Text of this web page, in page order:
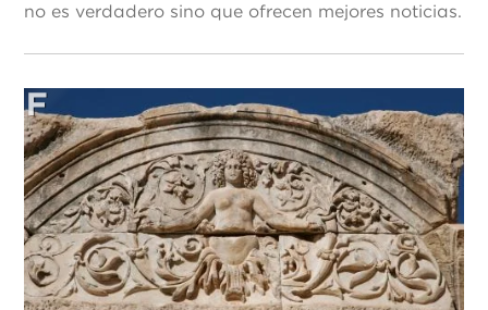
no es verdadero sino que ofrecen mejores noticias.